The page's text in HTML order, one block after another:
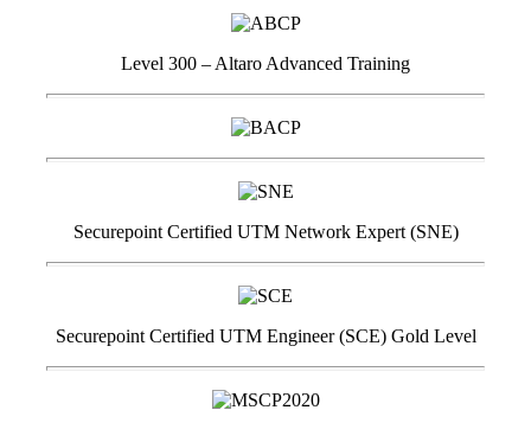
Level 300 – Altaro Advanced Training
Securepoint Certified UTM Network Expert (SNE)
Securepoint Certified UTM Engineer (SCE) Gold Level